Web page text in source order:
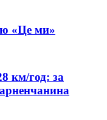
«Це ми»
км/год: за